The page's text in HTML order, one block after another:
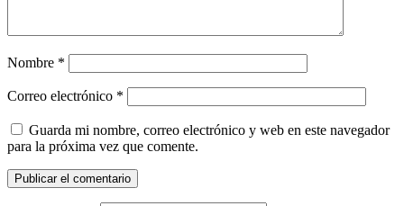
Nombre *
Correo electrónico *
Guarda mi nombre, correo electrónico y web en este navegador
para la próxima vez que comente.